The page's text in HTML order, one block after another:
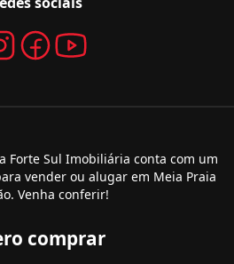
Forte Sul Imobiliária conta com um
vender ou alugar em Meia Praia
Venha conferir!
comprar